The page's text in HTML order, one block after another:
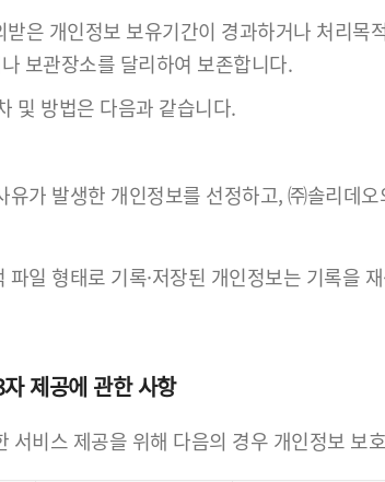
은 개인정보 보유기간이 경과하거나 처리목
보관장소를 달리하여 보존합니다.
및 방법은 다음과 같습니다.
유가 발생한 개인정보를 선정하고, ㈜솔리데
일 형태로 기록·저장된 개인정보는 기록을
제공에 관한 사항
비스 제공을 위해 다음의 경우 개인정보 보